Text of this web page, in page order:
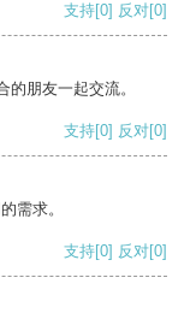
支持[0] 反对[0]
朋友一起交流。
支持[0] 反对[0]
需求。
支持[0] 反对[0]